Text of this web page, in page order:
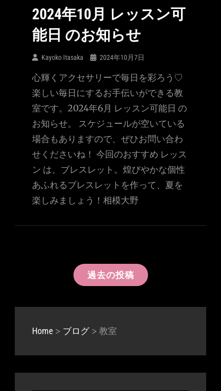
2024年10月 レッスン可
能日 のお知らせ
Kayoko Itasaka 2024年10月7日
心輝くアクセサリーで毎日を彩ろう♡
楽しい毎日にするお手伝いができる教
室です。2024年6月 レッスン可能日 の
お知らせ。 スケジュールが空いている
場合もありますので、ぜひお問い合わ
せくださいね！ 今回のおすすめ レッス
ン は、ブレスレット。煌びやかな個性
あふれるブレスレットを作って、夏を
楽しみましょう！相模大野
ナ
過去の投稿
Home > ブログ> 教室